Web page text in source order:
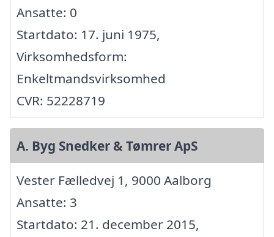
Ansatte: 0
Startdato: 17. juni 1975,
Virksomhedsform:
Enkeltmandsvirksomhed
CVR: 52228719
A. Byg Snedker & Tømrer ApS
Vester Fælledvej 1, 9000 Aalborg
Ansatte: 3
Startdato: 21. december 2015,